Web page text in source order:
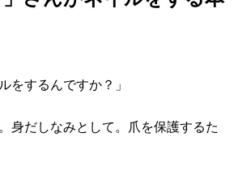
をするんですか？」
身だしなみとして。爪を保護するた